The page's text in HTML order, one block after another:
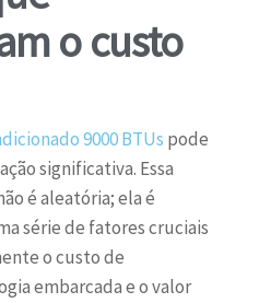
o custo
9000 BTUs pode
significativa. Essa
é aleatória; ela é
série de fatores cruciais
o custo de
embarcada e o valor